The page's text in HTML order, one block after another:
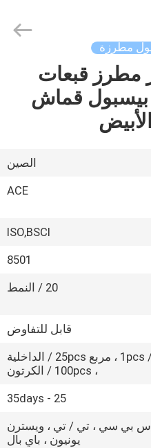
مطرزة
مطرز قبعات
بيسبول قماش
الصين
ACE
ISO,BSCI
8501
20 / النمط
قابل للتفاوض
حقيبة 1pcs / PP ، مربع 25pcs / الداخلية
، 100pcs / الكرتون
25 - 35days
بي سي ، تي / تي ، ويسترن
يونيون ، باي بال